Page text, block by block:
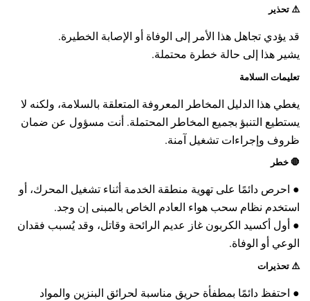
⚠️ تحذير
قد يؤدي تجاهل هذا الأمر إلى الوفاة أو الإصابة الخطيرة.
يشير هذا إلى حالة خطرة محتملة.
تعليمات السلامة
يغطي هذا الدليل المخاطر المعروفة المتعلقة بالسلامة، ولكنه لا
يستطيع التنبؤ بجميع المخاطر المحتملة. أنت مسؤول عن ضمان
ظروف وإجراءات تشغيل آمنة.
🛑 خطر
● احرص دائمًا على تهوية منطقة الخدمة أثناء تشغيل المحرك، أو
استخدم نظام سحب هواء العادم الخاص بالمبنى إن وجد.
● أول أكسيد الكربون غاز عديم الرائحة وقاتل، وقد يُسبب فقدان
الوعي أو الوفاة.
⚠️ تحذيرات
● احتفظ دائمًا بمطفأة حريق مناسبة لحرائق البنزين والمواد